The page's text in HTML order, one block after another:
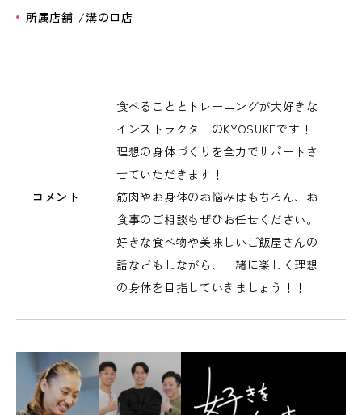
所属店舗 溝の口店
コメント
食べることとトレーニングが大好きな
インストラクターのKYOSUKEです！
理想の身体づくりを全力でサポートさ
せていただきます！
筋肉やお身体のお悩みはもちろん、お
食事のご相談もぜひお任せください。
好きな食べ物や美味しいご飯屋さんの
話などもしながら、一緒に楽しく理想
の身体を目指していきましょう！！